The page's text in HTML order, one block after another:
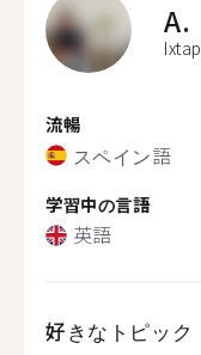
A.
流暢
スペイン語
学習中の言語
英語
好きなトピック